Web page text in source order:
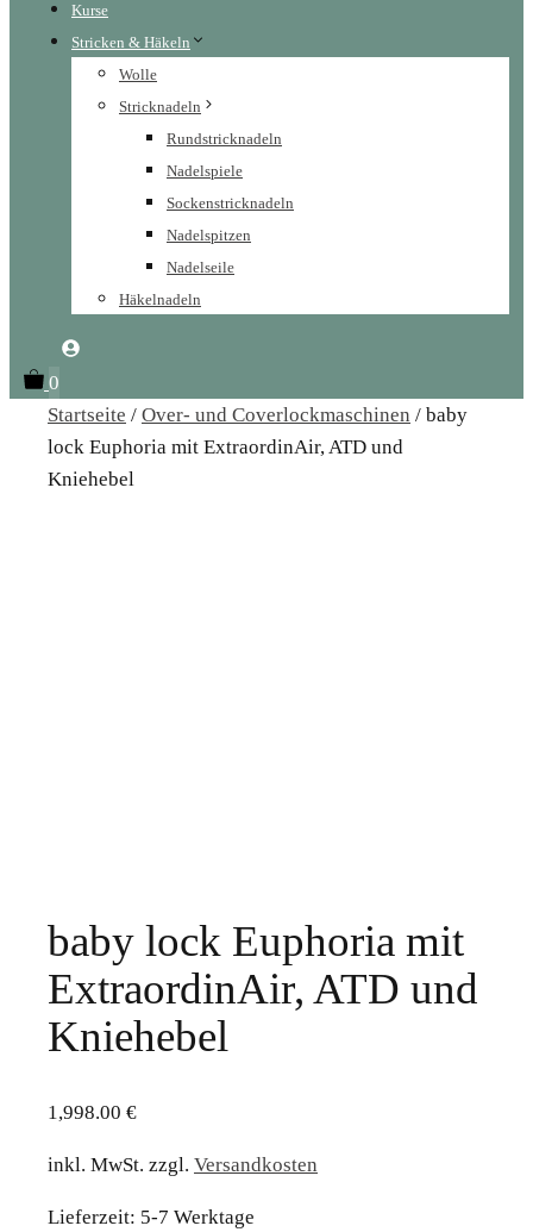
Kurse
Stricken & Häkeln
Wolle
Stricknadeln
Rundstricknadeln
Nadelspiele
Sockenstricknadeln
Nadelspitzen
Nadelseile
Häkelnadeln
0
Startseite / Over- und Coverlockmaschinen / baby
lock Euphoria mit ExtraordinAir, ATD und
Kniehebel
baby lock Euphoria mit
ExtraordinAir, ATD und
Kniehebel
1,998.00 €
inkl. MwSt. zzgl. Versandkosten
Lieferzeit: 5-7 Werktage